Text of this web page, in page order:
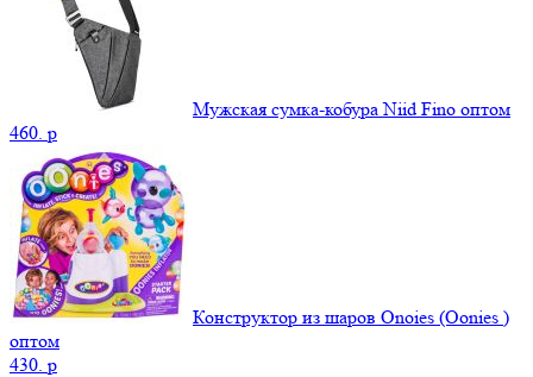
Мужская сумка-кобура Niid Fino оптом
460. p
Конструктор из шаров Onoies (Oonies )
оптом
430. p